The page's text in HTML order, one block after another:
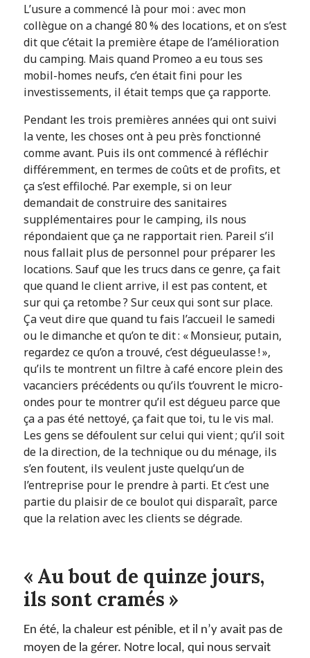
L’usure a commencé là pour moi : avec mon
collègue on a changé 80 % des locations, et on s’est
dit que c’était la première étape de l’amélioration
du camping. Mais quand Promeo a eu tous ses
mobil-homes neufs, c’en était fini pour les
investissements, il était temps que ça rapporte.
Pendant les trois premières années qui ont suivi
la vente, les choses ont à peu près fonctionné
comme avant. Puis ils ont commencé à réfléchir
différemment, en termes de coûts et de profits, et
ça s’est effiloché. Par exemple, si on leur
demandait de construire des sanitaires
supplémentaires pour le camping, ils nous
répondaient que ça ne rapportait rien. Pareil s’il
nous fallait plus de personnel pour préparer les
locations. Sauf que les trucs dans ce genre, ça fait
que quand le client arrive, il est pas content, et
sur qui ça retombe ? Sur ceux qui sont sur place.
Ça veut dire que quand tu fais l’accueil le samedi
ou le dimanche et qu’on te dit : « Monsieur, putain,
regardez ce qu’on a trouvé, c’est dégueulasse ! »,
qu’ils te montrent un filtre à café encore plein des
vacanciers précédents ou qu’ils t’ouvrent le micro-
ondes pour te montrer qu’il est dégueu parce que
ça a pas été nettoyé, ça fait que toi, tu le vis mal.
Les gens se défoulent sur celui qui vient ; qu’il soit
de la direction, de la technique ou du ménage, ils
s’en foutent, ils veulent juste quelqu’un de
l’entreprise pour le prendre à parti. Et c’est une
partie du plaisir de ce boulot qui disparaît, parce
que la relation avec les clients se dégrade.
« Au bout de quinze jours,
ils sont cramés »
En été, la chaleur est pénible, et il n’y avait pas de
moyen de la gérer. Notre local, qui nous servait